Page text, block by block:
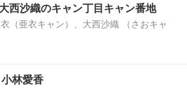
西沙織のキャン丁目キャン番地
（亜衣キャン）、大西沙織 （さおキャ
林愛香